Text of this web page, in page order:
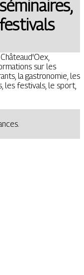
sur les
la gastronomie, les
les festivals, le sport,